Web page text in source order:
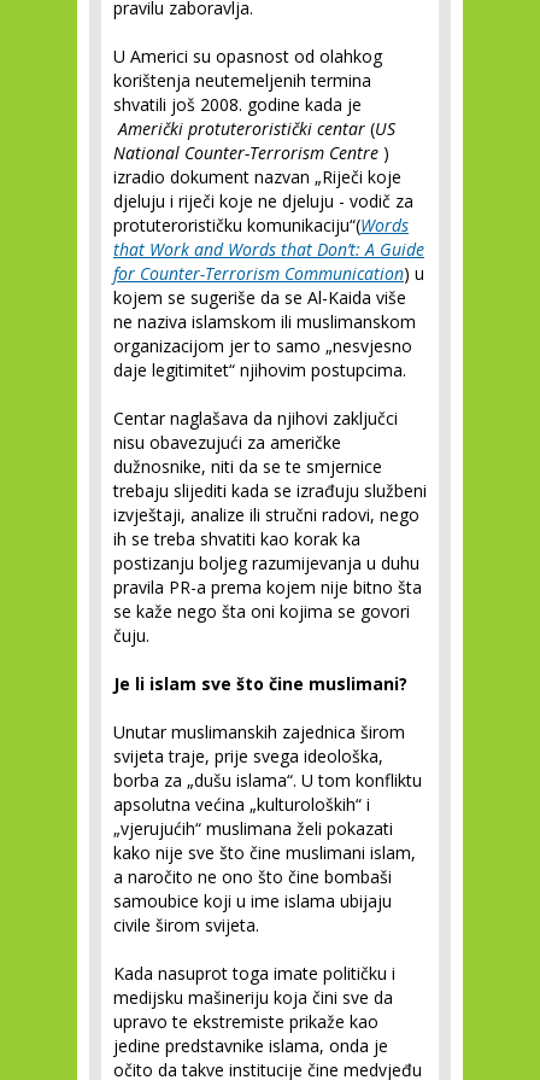
pravilu zaboravlja.
U Americi su opasnost od olahkog
korištenja neutemeljenih termina
shvatili još 2008. godine kada je
Američki protuteroristički centar (US
National Counter-Terrorism Centre )
izradio dokument nazvan „Riječi koje
djeluju i riječi koje ne djeluju - vodič za
protuterorističku komunikaciju“(Words
that Work and Words that Don’t: A Guide
for Counter-Terrorism Communication) u
kojem se sugeriše da se Al-Kaida više
ne naziva islamskom ili muslimanskom
organizacijom jer to samo „nesvjesno
daje legitimitet“ njihovim postupcima.
Centar naglašava da njihovi zaključci
nisu obavezujući za američke
dužnosnike, niti da se te smjernice
trebaju slijediti kada se izrađuju službeni
izvještaji, analize ili stručni radovi, nego
ih se treba shvatiti kao korak ka
postizanju boljeg razumijevanja u duhu
pravila PR-a prema kojem nije bitno šta
se kaže nego šta oni kojima se govori
čuju.
Je li islam sve što čine muslimani?
Unutar muslimanskih zajednica širom
svijeta traje, prije svega ideološka,
borba za „dušu islama“. U tom konfliktu
apsolutna većina „kulturoloških“ i
„vjerujućih“ muslimana želi pokazati
kako nije sve što čine muslimani islam,
a naročito ne ono što čine bombaši
samoubice koji u ime islama ubijaju
civile širom svijeta.
Kada nasuprot toga imate političku i
medijsku mašineriju koja čini sve da
upravo te ekstremiste prikaže kao
jedine predstavnike islama, onda je
očito da takve institucije čine medvjeđu